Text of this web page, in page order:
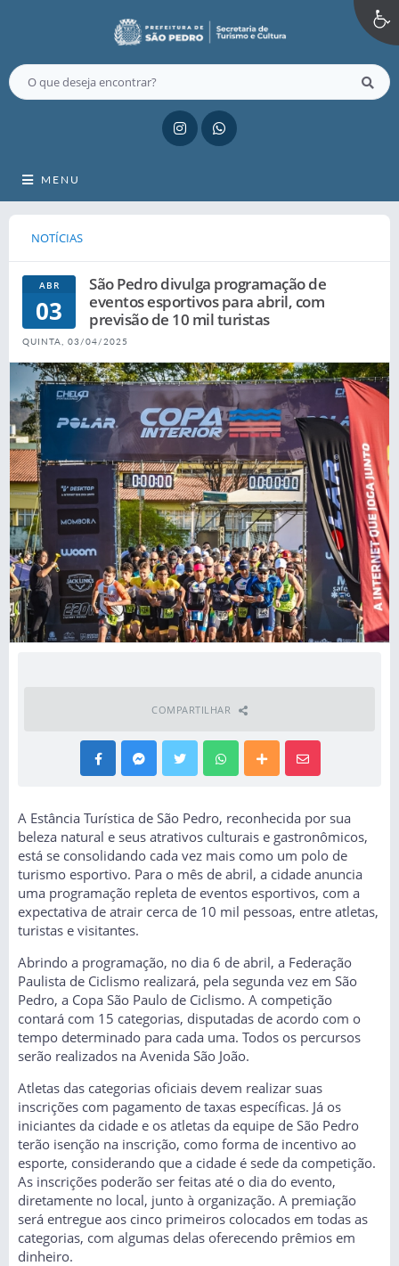
MENU
NOTÍCIAS
ABR
03
São Pedro divulga programação de
eventos esportivos para abril, com
previsão de 10 mil turistas
QUINTA, 03/04/2025
COMPARTILHAR
A Estância Turística de São Pedro, reconhecida por sua
beleza natural e seus atrativos culturais e gastronômicos,
está se consolidando cada vez mais como um polo de
turismo esportivo. Para o mês de abril, a cidade anuncia
uma programação repleta de eventos esportivos, com a
expectativa de atrair cerca de 10 mil pessoas, entre atletas,
turistas e visitantes.
Abrindo a programação, no dia 6 de abril, a Federação
Paulista de Ciclismo realizará, pela segunda vez em São
Pedro, a Copa São Paulo de Ciclismo. A competição
contará com 15 categorias, disputadas de acordo com o
tempo determinado para cada uma. Todos os percursos
serão realizados na Avenida São João.
Atletas das categorias oficiais devem realizar suas
inscrições com pagamento de taxas específicas. Já os
iniciantes da cidade e os atletas da equipe de São Pedro
terão isenção na inscrição, como forma de incentivo ao
esporte, considerando que a cidade é sede da competição.
As inscrições poderão ser feitas até o dia do evento,
diretamente no local, junto à organização. A premiação
será entregue aos cinco primeiros colocados em todas as
categorias, com algumas delas oferecendo prêmios em
dinheiro.